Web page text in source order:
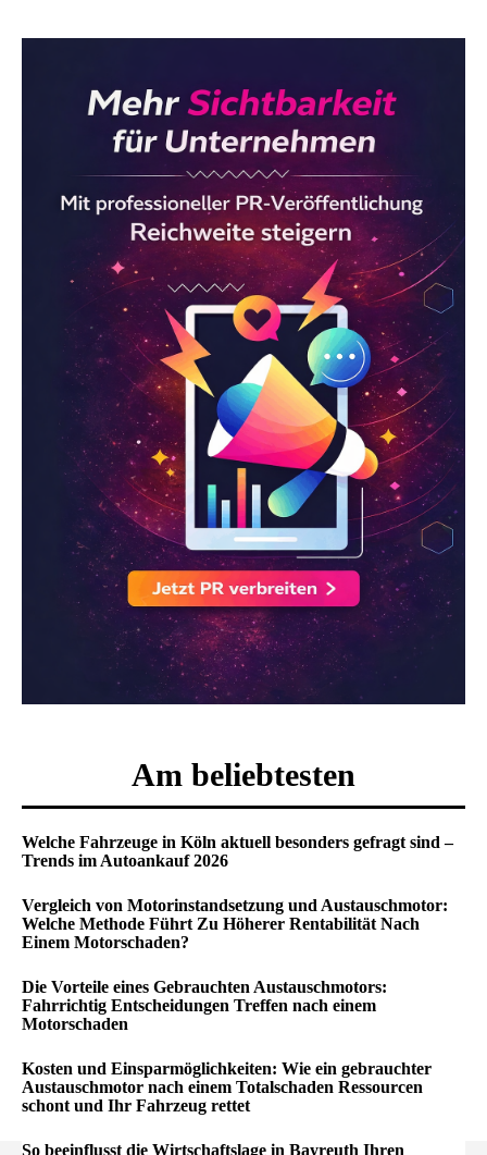
Am beliebtesten
Welche Fahrzeuge in Köln aktuell besonders gefragt sind –
Trends im Autoankauf 2026
Vergleich von Motorinstandsetzung und Austauschmotor:
Welche Methode Führt Zu Höherer Rentabilität Nach
Einem Motorschaden?
Die Vorteile eines Gebrauchten Austauschmotors:
Fahrrichtig Entscheidungen Treffen nach einem
Motorschaden
Kosten und Einsparmöglichkeiten: Wie ein gebrauchter
Austauschmotor nach einem Totalschaden Ressourcen
schont und Ihr Fahrzeug rettet
So beeinflusst die Wirtschaftslage in Bayreuth Ihren